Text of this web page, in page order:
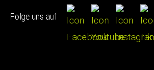
Folge uns auf